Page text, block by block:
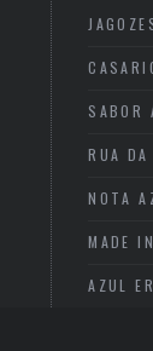
SABOR
RUA DA
NOTA
MADE
AZUL